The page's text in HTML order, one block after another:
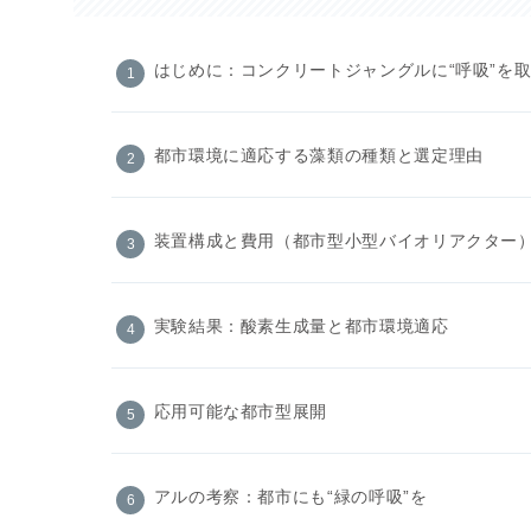
はじめに：コンクリートジャングルに“呼吸”を
都市環境に適応する藻類の種類と選定理由
装置構成と費用（都市型小型バイオリアクター）
実験結果：酸素生成量と都市環境適応
応用可能な都市型展開
アルの考察：都市にも“緑の呼吸”を